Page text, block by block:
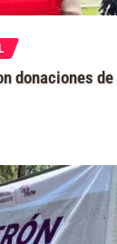
donaciones